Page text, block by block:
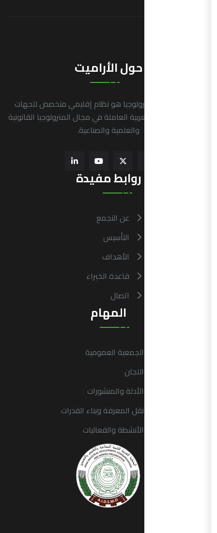
حول الأراميت
التجمع العربي للمترولوجيا هو نظام إقليمي متخصص للجهات
الرسمية في الدول العربية العاملة في مجال المترولوجيا القانونية
والعلمية والصناعية.
روابط مفيدة
عن التجمع
التأسيس
الأهداف
قاعدة الخبراء
اتصال
المهام
الجمعية العمومية
اللجان
الأدلة والمنشورات
نقل المعرفة وبناء القدرات
الأنشطة والفعاليات